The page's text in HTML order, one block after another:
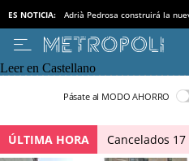
ES NOTICIA: Adrià Pedrosa construirá la
Leer en Castellano
Pásate al MODO AHORRO
ÚLTIMA HORA Cancelados